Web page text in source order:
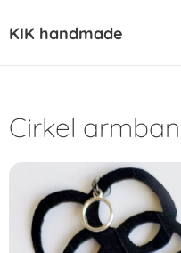
KIK handmade
Cirkel